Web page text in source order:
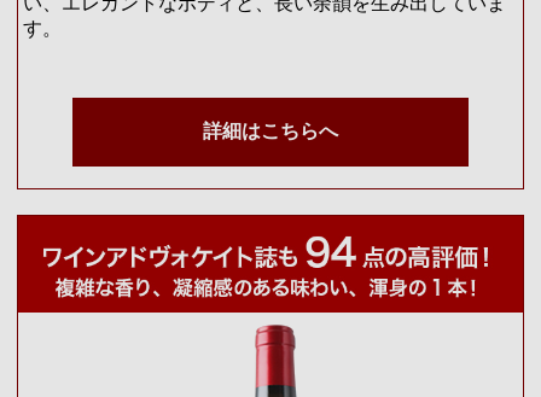
す。
詳細はこちらへ